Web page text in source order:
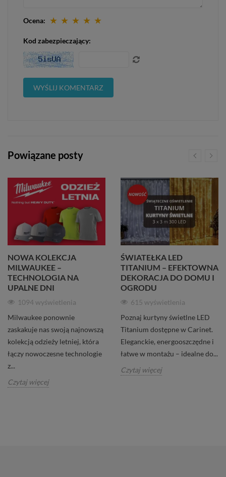
Ocena: ★ ★ ★ ★ ★
Kod zabezpieczający:
Powiązane posty
NOWA KOLEKCJA
MILWAUKEE –
TECHNOLOGIA NA
UPALNE DNI
1094 wyświetlenia
Milwaukee ponownie
zaskakuje nas swoją najnowszą
kolekcją odzieży letniej, która
łączy nowoczesne technologie
z...
Czytaj więcej
ŚWIATEŁKA LED
TITANIUM – EFEKTOWNA
DEKORACJA DO DOMU I
OGRODU
615 wyświetlenia
Poznaj kurtyny świetlne LED
Titanium dostępne w Carinet.
Eleganckie, energooszczędne i
łatwe w montażu – idealne do...
Czytaj więcej